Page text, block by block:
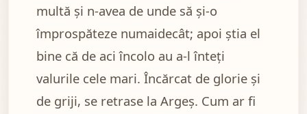
multă și n-avea de unde să și-o
împrospăteze numaidecât; apoi știa el
bine că de aci încolo au a-l înteți
valurile cele mari. Încărcat de glorie și
de griji, se retrase la Argeș. Cum ar fi